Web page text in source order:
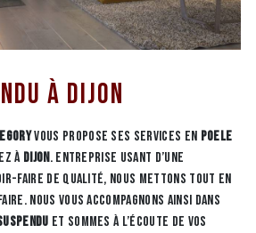
à Dijon
vous propose ses services en Poele
à Dijon. Entreprise usant d’une
faire de qualité, nous mettons tout en
Nous vous accompagnons ainsi dans
et sommes à l’écoute de vos